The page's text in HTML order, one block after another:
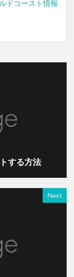
する方法
Next